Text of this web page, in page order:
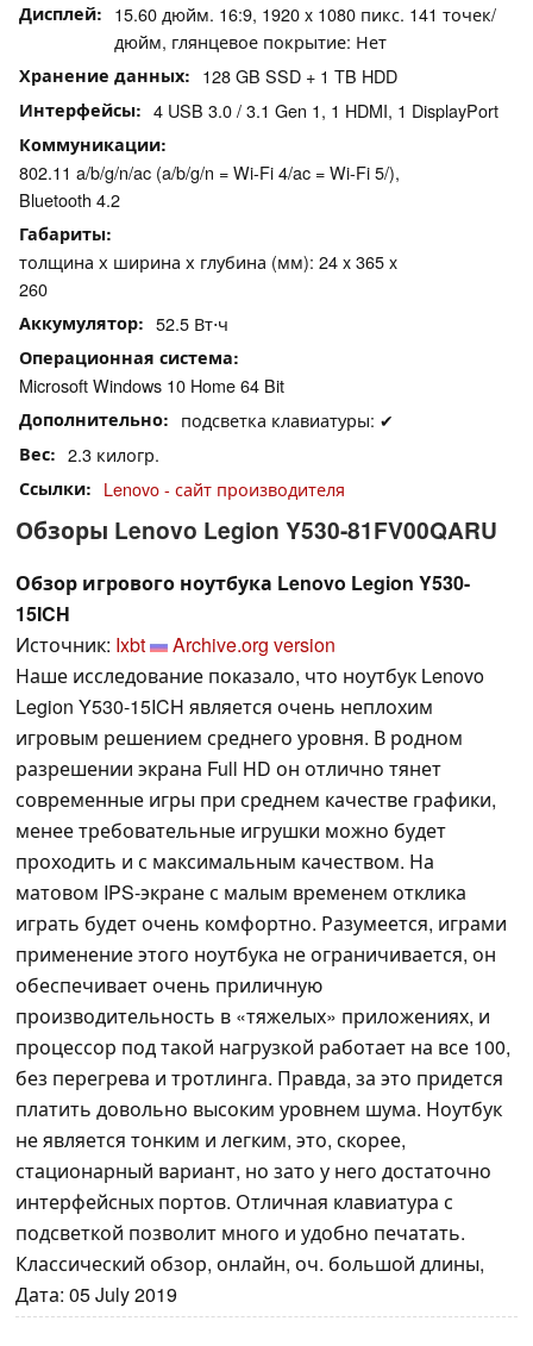
Дисплей
15.60 дюйм. 16:9, 1920 x 1080 пикс. 141 точек/
дюйм, глянцевое покрытие: Нет
Хранение данных 128 GB SSD + 1 TB HDD
Интерфейсы 4 USB 3.0 / 3.1 Gen 1, 1 HDMI, 1 DisplayPort
Коммуникации
802.11 a/b/g/n/ac (a/b/g/n = Wi-Fi 4/ac = Wi-Fi 5/),
Bluetooth 4.2
Габариты
толщина х ширина х глубина (мм): 24 x 365 x
260
Аккумулятор 52.5 Вт⋅ч
Операционная система
Microsoft Windows 10 Home 64 Bit
Дополнительно подсветка клавиатуры: ✔
Вес 2.3 килогр.
Ссылки Lenovo - сайт производителя
Обзоры Lenovo Legion Y530-81FV00QARU
Обзор игрового ноутбука Lenovo Legion Y530-
15ICH
Источник: Ixbt
Archive.org version
Наше исследование показало, что ноутбук Lenovo
Legion Y530-15ICH является очень неплохим
игровым решением среднего уровня. В родном
разрешении экрана Full HD он отлично тянет
современные игры при среднем качестве графики,
менее требовательные игрушки можно будет
проходить и с максимальным качеством. На
матовом IPS-экране с малым временем отклика
играть будет очень комфортно. Разумеется, играми
применение этого ноутбука не ограничивается, он
обеспечивает очень приличную
производительность в «тяжелых» приложениях, и
процессор под такой нагрузкой работает на все 100,
без перегрева и тротлинга. Правда, за это придется
платить довольно высоким уровнем шума. Ноутбук
не является тонким и легким, это, скорее,
стационарный вариант, но зато у него достаточно
интерфейсных портов. Отличная клавиатура с
подсветкой позволит много и удобно печатать.
Классический обзор, онлайн, оч. большой длины,
Дата: 05 July 2019